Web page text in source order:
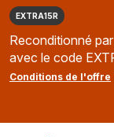
EXTRA15R
Reconditionné
avec le code
Conditions de l'offre